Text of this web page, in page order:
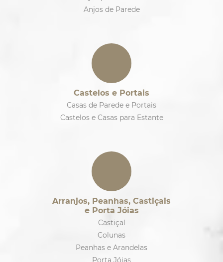
Anjos de Parede
Castelos e Portais
Casas de Parede e Portais
Castelos e Casas para Estante
Arranjos, Peanhas, Castiçais
e Porta Jóias
Castiçal
Colunas
Peanhas e Arandelas
Porta Jóias